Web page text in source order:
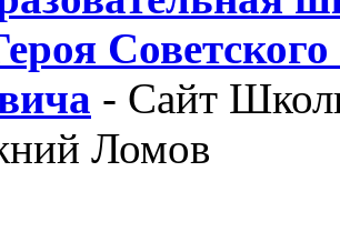
- Сайт
Ломов